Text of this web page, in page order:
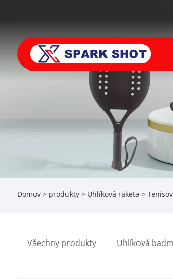
Domov > produkty> Uhlíková raketa >
Všechny produkty Uhlíková